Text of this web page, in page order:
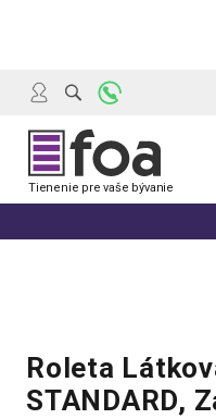
Roleta
STANDARD,